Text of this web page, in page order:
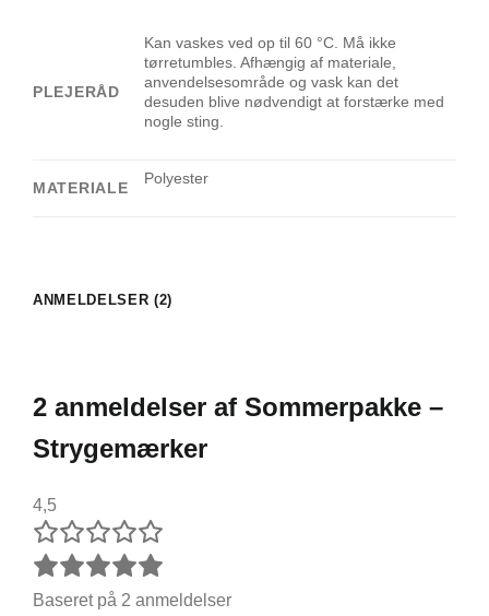
PLEJERÅD
Kan vaskes ved op til 60 °C. Må ikke
tørretumbles. Afhængig af materiale,
anvendelsesområde og vask kan det
desuden blive nødvendigt at forstærke med
nogle sting.
MATERIALE
Polyester
ANMELDELSER (2)
2 anmeldelser af Sommerpakke –
Strygemærker
4,5
Baseret på 2 anmeldelser